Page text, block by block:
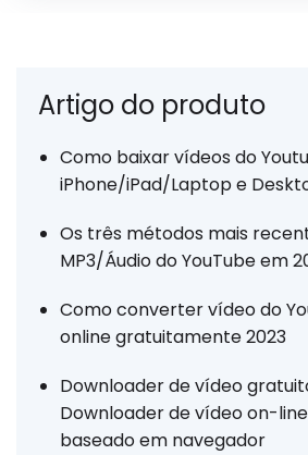
Artigo do produto
Como baixar vídeos do
iPhone/iPad/Laptop e
Os três métodos mais
MP3/Áudio do YouTube em
Como converter vídeo do
online gratuitamente 2023
Downloader de vídeo
Downloader de vídeo on-
baseado em navegador